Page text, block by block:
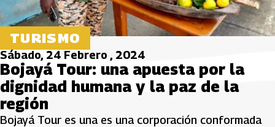
TURISMO
Sábado, 24 Febrero , 2024
Bojayá Tour: una apuesta por la
dignidad humana y la paz de la
región
Bojayá Tour es una es una corporación conformada